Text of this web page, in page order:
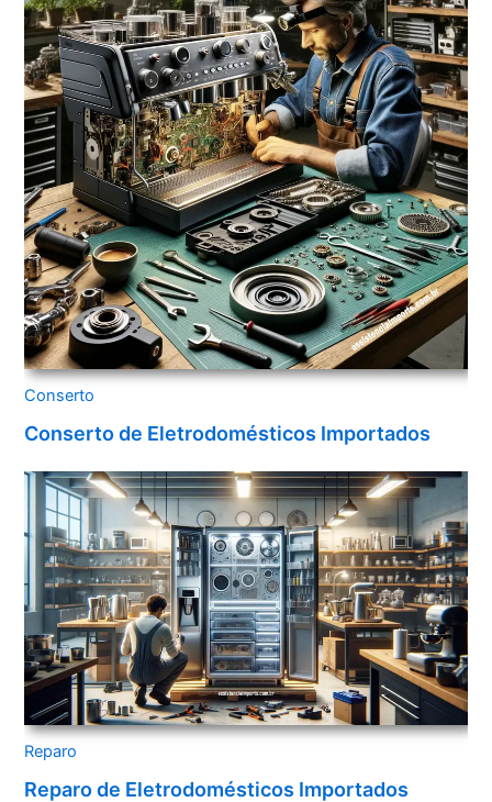
Conserto
Conserto de Eletrodomésticos Importados
Reparo
Reparo de Eletrodomésticos Importados